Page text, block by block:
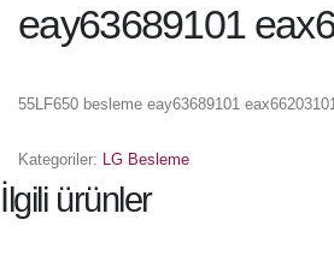
eay63689101
55LF650 besleme eay63689101
Kategoriler: LG Besleme
İlgili ürünler